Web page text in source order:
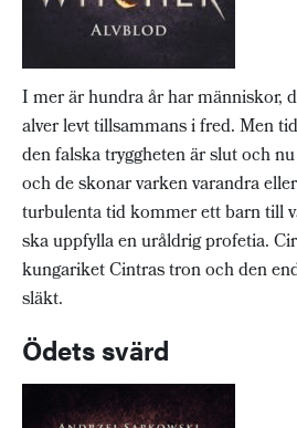
I mer är hundra år har människor,
alver levt tillsammans i fred. Men
den falska tryggheten är slut och
och de skonar varken varandra
turbulenta tid kommer ett barn till
ska uppfylla en uråldrig profetia.
kungariket Cintras tron och den
släkt.
Ödets svärd